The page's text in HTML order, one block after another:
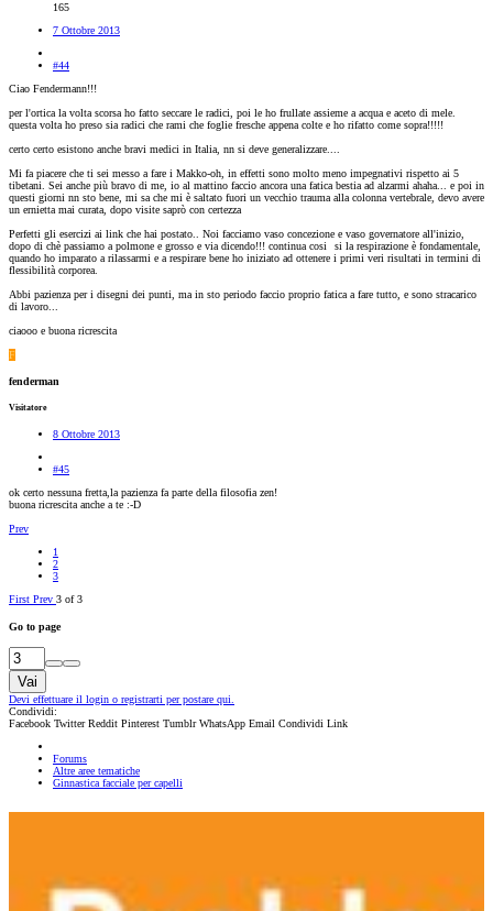
165
7 Ottobre 2013
#44
Ciao Fendermann!!!
per l'ortica la volta scorsa ho fatto seccare le radici, poi le ho frullate assieme a acqua e aceto di mele.
questa volta ho preso sia radici che rami che foglie fresche appena colte e ho rifatto come sopra!!!!!
certo certo esistono anche bravi medici in Italia, nn si deve generalizzare....
Mi fa piacere che ti sei messo a fare i Makko-oh, in effetti sono molto meno impegnativi rispetto ai 5
tibetani. Sei anche più bravo di me, io al mattino faccio ancora una fatica bestia ad alzarmi ahaha... e poi in
questi giorni nn sto bene, mi sa che mi è saltato fuori un vecchio trauma alla colonna vertebrale, devo avere
un ernietta mai curata, dopo visite saprò con certezza
Perfetti gli esercizi ai link che hai postato.. Noi facciamo vaso concezione e vaso governatore all'inizio,
dopo di chè passiamo a polmone e grosso e via dicendo!!! continua cosi
si la respirazione è fondamentale,
quando ho imparato a rilassarmi e a respirare bene ho iniziato ad ottenere i primi veri risultati in termini di
flessibilità corporea.
Abbi pazienza per i disegni dei punti, ma in sto periodo faccio proprio fatica a fare tutto, e sono stracarico
di lavoro...
ciaooo e buona ricrescita
F
fenderman
Visitatore
8 Ottobre 2013
#45
ok certo nessuna fretta,la pazienza fa parte della filosofia zen!
buona ricrescita anche a te :-D
Prev
1
2
3
First Prev 3 of 3
Go to page
Vai
Devi effettuare il login o registrarti per postare qui.
Condividi:
Facebook Twitter Reddit Pinterest Tumblr WhatsApp Email Condividi Link
Forums
Altre aree tematiche
Ginnastica facciale per capelli